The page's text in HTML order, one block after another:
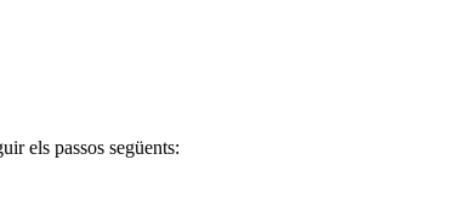
els passos següents: